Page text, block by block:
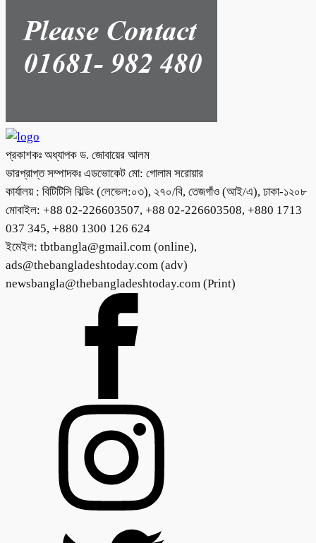
প্রকাশকঃ অধ্যাপক ড. জোবায়ের আলম
ভারপ্রাপ্ত সম্পাদকঃ এডভোকেট মো: গোলাম সরোয়ার
কার্যালয় : বিটিটিসি বিল্ডিং (লেভেল:০৩), ২৭০/বি, তেজগাঁও (আই/এ), ঢাকা-১২০৮
মোবাইল: +88 02-226603507, +88 02-226603508, +880 1713
037 345, +880 1300 126 624
ইমেইল: tbtbangla@gmail.com (online),
ads@thebangladeshtoday.com (adv)
newsbangla@thebangladeshtoday.com (Print)